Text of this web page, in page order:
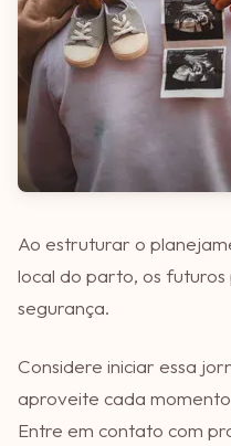
Ao estruturar o
local do parto, os
segurança.
Considere iniciar essa
aproveite cada
Entre em contato com